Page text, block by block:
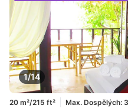
1/14
20 m²/215 ft² Max. Dospělých: 3